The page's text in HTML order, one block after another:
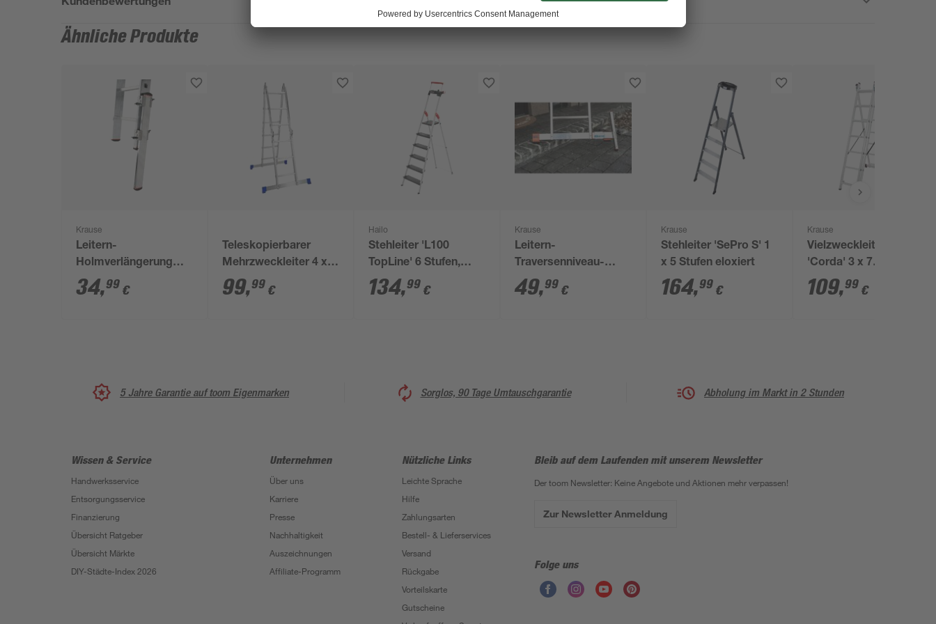
Ähnliche Produkte
Krause
Leitern-
Holmverlängerung
'Combi'
34,99 €
Teleskopierbarer
Mehrzweckleiter 4 x 3
Sprossen, 3,3 m,
klappbar
99,99 €
Hailo
Stehleiter 'L100
TopLine' 6 Stufen,
silbern 128 cm
134,99 €
Krause
Leitern-
Traversenniveau-
Ausgleich 'Combi'
49,99 €
Krause
Stehleiter 'SePro S' 1
x 5 Stufen eloxiert
164,99 €
Krause
Vielzweckleiter
'Corda' 3 x 7
Sprossen
109,99 €
5 Jahre Garantie auf toom Eigenmarken Sorglos, 90 Tage Umtauschgarantie Abholung im Markt in 2 Stunden
Wissen & Service
Handwerksservice
Entsorgungsservice
Finanzierung
Übersicht Ratgeber
Übersicht Märkte
DIY-Städte-Index 2026
Unternehmen
Über uns
Karriere
Presse
Nachhaltigkeit
Auszeichnungen
Affiliate-Programm
Nützliche Links
Leichte Sprache
Hilfe
Zahlungsarten
Bestell- & Lieferservices
Versand
Rückgabe
Vorteilskarte
Gutscheine
Bleib auf dem Laufenden mit unserem Newsletter
Der toom Newsletter: Keine Angebote und Aktionen mehr verpassen!
Zur Newsletter Anmeldung
Folge uns